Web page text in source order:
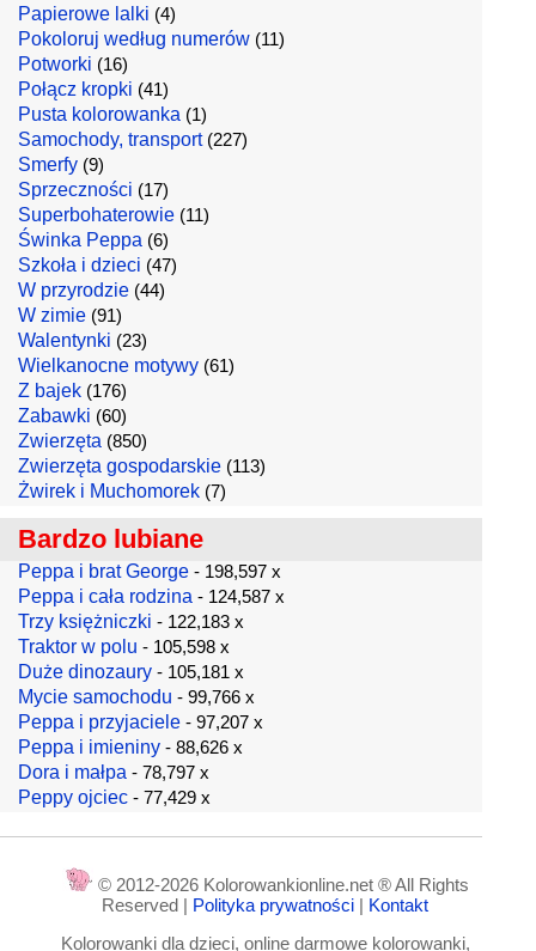
Papierowe lalki (4)
Pokoloruj według numerów (11)
Potworki (16)
Połącz kropki (41)
Pusta kolorowanka (1)
Samochody, transport(227)
Smerfy (9)
Sprzeczności (17)
Superbohaterowie (11)
Świnka Peppa (6)
Szkoła i dzieci (47)
W przyrodzie (44)
W zimie (91)
Walentynki (23)
Wielkanocne motywy (61)
Z bajek (176)
Zabawki (60)
Zwierzęta (850)
Zwierzęta gospodarskie (113)
Żwirek i Muchomorek (7)
Bardzo lubiane
Peppa i brat George - 198,597 x
Peppa i cała rodzina - 124,587 x
Trzy księżniczki - 122,183 x
Traktor w polu - 105,598 x
Duże dinozaury - 105,181 x
Mycie samochodu - 99,766 x
Peppa i przyjaciele - 97,207 x
Peppa i imieniny - 88,626 x
Dora i małpa - 78,797 x
Peppy ojciec - 77,429 x
© 2012-2026 Kolorowankionline.net ® All Rights
Reserved | Polityka prywatności | Kontakt
Kolorowanki dla dzieci, online darmowe kolorowanki,